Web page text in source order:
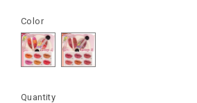
Color
Quantity